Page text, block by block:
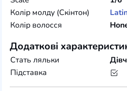
Колір молду (Скінтон)
Колір волосся
Додаткові
Стать ляльки
Підставка